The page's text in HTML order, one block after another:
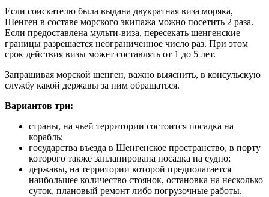
Если соискателю была выдана двукратная виза моряка,
Шенген в составе морского экипажа можно посетить 2 раза.
Если предоставлена мульти-виза, пересекать шенгенские
границы разрешается неограниченное число раз. При этом
срок действия визы может составлять от 1 до 5 лет.
Запрашивая морской шенген, важно выяснить, в консульскую
службу какой державы за ним обращаться.
Вариантов три:
страны, на чьей территории состоится посадка на
корабль;
государства въезда в Шенгенское пространство, в порту
которого также запланирована посадка на судно;
державы, на территории которой предполагается
наибольшее количество стоянок, остановка на несколько
суток, плановый ремонт либо погрузочные работы.